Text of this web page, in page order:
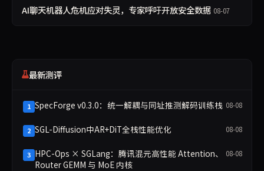
AI聊天机器人危机应对失灵，专家呼吁开放安全数据 08-07
最新测评
1 SpecForge v0.3.0：统一解耦与同址推测解码训练栈 08-08
2 SGL-Diffusion中AR+DiT全栈性能优化 08-08
3 HPC-Ops × SGLang：腾讯混元高性能 Attention、
Router GEMM 与 MoE 内核
08-08